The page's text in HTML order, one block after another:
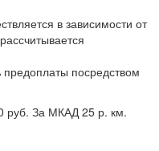
в зависимости от
посредством
руб. За МКАД 25 р. км.